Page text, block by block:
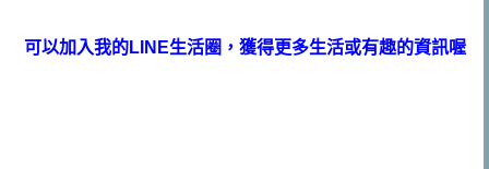
可以加入我的LINE生活圈，獲得更多生活或有趣的資訊喔